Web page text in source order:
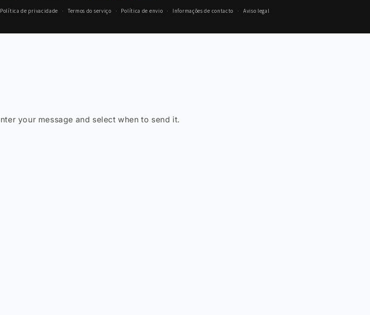
Política de privacidade Termos do serviço Política de envio Informações de contacto Aviso legal